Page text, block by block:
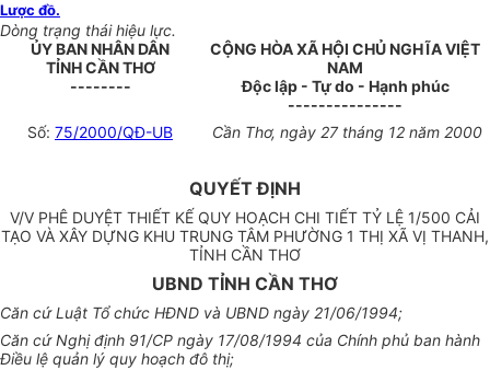
Lược đồ.
Dòng trạng thái hiệu lực.
ỦY BAN NHÂN DÂN
TỈNH CẦN THƠ
--------
CỘNG HÒA XÃ HỘI CHỦ NGHĨA VIỆT
NAM
Độc lập - Tự do - Hạnh phúc
---------------
Số: 75/2000/QĐ-UB Cần Thơ, ngày 27 tháng 12 năm 2000
QUYẾT ĐỊNH
V/V PHÊ DUYỆT THIẾT KẾ QUY HOẠCH CHI TIẾT TỶ LỆ 1/500 CẢI
TẠO VÀ XÂY DỰNG KHU TRUNG TÂM PHƯỜNG 1 THỊ XÃ VỊ THANH,
TỈNH CẦN THƠ
UBND TỈNH CẦN THƠ
Căn cứ Luật Tổ chức HĐND và UBND ngày 21/06/1994;
Căn cứ Nghị định 91/CP ngày 17/08/1994 của Chính phủ ban hành
Điều lệ quản lý quy hoạch đô thị;